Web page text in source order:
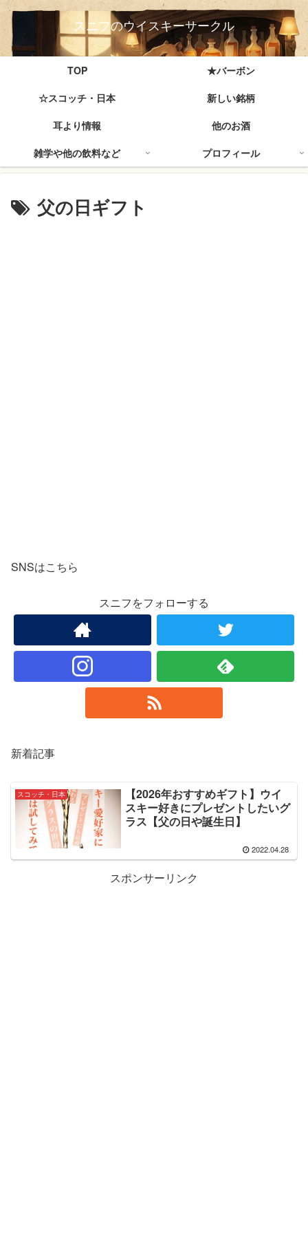
スニフのウイスキーサークル
TOP
★バーボン
☆スコッチ・日本
新しい銘柄
耳より情報
他のお酒
雑学や他の飲料など
プロフィール
父の日ギフト
SNSはこちら
スニフをフォローする
新着記事
スコッチ・日本
【2026年おすすめギフト】ウイ
スキー好きにプレゼントしたいグ
ラス【父の日や誕生日】
2022.04.28
スポンサーリンク